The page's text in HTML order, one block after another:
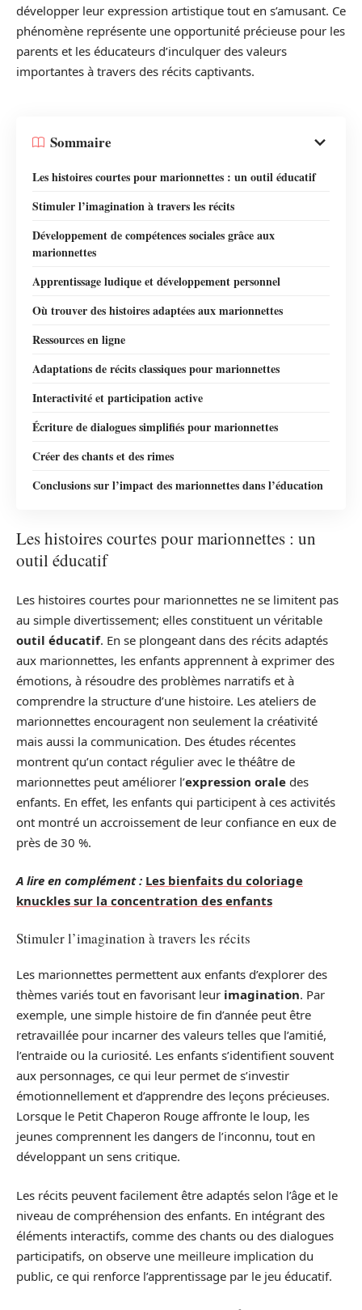
développer leur expression artistique tout en s’amusant. Ce
phénomène représente une opportunité précieuse pour les
parents et les éducateurs d’inculquer des valeurs
importantes à travers des récits captivants.
Sommaire
Les histoires courtes pour marionnettes : un outil éducatif
Stimuler l’imagination à travers les récits
Développement de compétences sociales grâce aux
marionnettes
Apprentissage ludique et développement personnel
Où trouver des histoires adaptées aux marionnettes
Ressources en ligne
Adaptations de récits classiques pour marionnettes
Interactivité et participation active
Écriture de dialogues simplifiés pour marionnettes
Créer des chants et des rimes
Conclusions sur l’impact des marionnettes dans l’éducation
Les histoires courtes pour marionnettes : un
outil éducatif
Les histoires courtes pour marionnettes ne se limitent pas
au simple divertissement; elles constituent un véritable
outil éducatif. En se plongeant dans des récits adaptés
aux marionnettes, les enfants apprennent à exprimer des
émotions, à résoudre des problèmes narratifs et à
comprendre la structure d’une histoire. Les ateliers de
marionnettes encouragent non seulement la créativité
mais aussi la communication. Des études récentes
montrent qu’un contact régulier avec le théâtre de
marionnettes peut améliorer l’expression orale des
enfants. En effet, les enfants qui participent à ces activités
ont montré un accroissement de leur confiance en eux de
près de 30 %.
A lire en complément : Les bienfaits du coloriage
knuckles sur la concentration des enfants
Stimuler l’imagination à travers les récits
Les marionnettes permettent aux enfants d’explorer des
thèmes variés tout en favorisant leur imagination. Par
exemple, une simple histoire de fin d’année peut être
retravaillée pour incarner des valeurs telles que l’amitié,
l’entraide ou la curiosité. Les enfants s’identifient souvent
aux personnages, ce qui leur permet de s’investir
émotionnellement et d’apprendre des leçons précieuses.
Lorsque le Petit Chaperon Rouge affronte le loup, les
jeunes comprennent les dangers de l’inconnu, tout en
développant un sens critique.
Les récits peuvent facilement être adaptés selon l’âge et le
niveau de compréhension des enfants. En intégrant des
éléments interactifs, comme des chants ou des dialogues
participatifs, on observe une meilleure implication du
public, ce qui renforce l’apprentissage par le jeu éducatif.